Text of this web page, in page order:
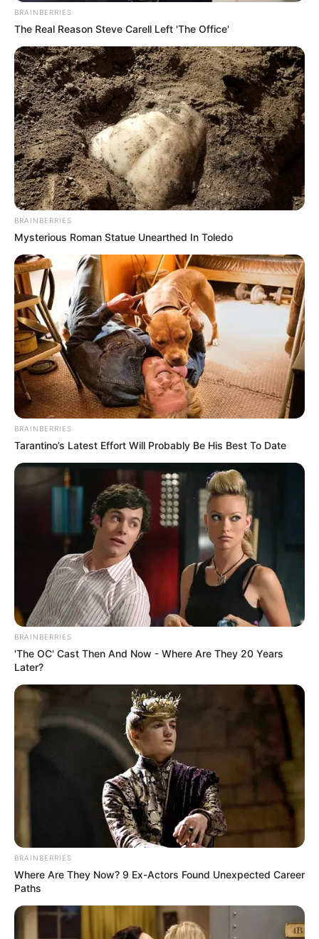
BRAINBERRIES
The Real Reason Steve Carell Left 'The Office'
BRAINBERRIES
Mysterious Roman Statue Unearthed In Toledo
BRAINBERRIES
Tarantino’s Latest Effort Will Probably Be His Best To Date
BRAINBERRIES
'The OC' Cast Then And Now - Where Are They 20 Years
Later?
BRAINBERRIES
Where Are They Now? 9 Ex-Actors Found Unexpected Career
Paths